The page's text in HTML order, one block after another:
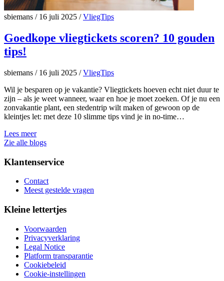
sbiemans /16 juli 2025 / VliegTips
Goedkope vliegtickets scoren? 10 gouden
tips!
sbiemans /16 juli 2025 / VliegTips
Wil je besparen op je vakantie? Vliegtickets hoeven echt niet duur te
zijn – als je weet wanneer, waar en hoe je moet zoeken. Of je nu een
zonvakantie plant, een stedentrip wilt maken of gewoon op de
kleintjes let: met deze 10 slimme tips vind je in no-time…
Lees meer
Zie alle blogs
Klantenservice
Contact
Meest gestelde vragen
Kleine lettertjes
Voorwaarden
Privacyverklaring
Legal Notice
Platform transparantie
Cookiebeleid
Cookie-instellingen